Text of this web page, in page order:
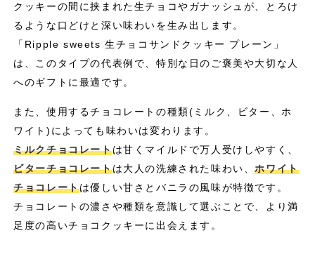
クッキーの間に挟まれた生チョコやガナッシュが、とろけ
るような口どけと深い味わいを生み出します。
「Ripple sweets 生チョコサンドクッキー プレーン」
は、このタイプの代表例で、特別な日のご褒美や大切な人
へのギフトに最適です。
また、使用するチョコレートの種類(ミルク、ビター、ホ
ワイト)によっても味わいは変わります。
ミルクチョコレートは甘くマイルドで万人受けしやすく、
ビターチョコレートは大人の洗練された味わい、ホワイト
チョコレートは優しい甘さとバニラの風味が特徴です。
チョコレートの濃さや種類を意識して選ぶことで、より満
足度の高いチョコクッキーに出会えます。